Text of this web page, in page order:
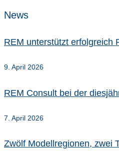
News
REM unterstützt erfolgreich
9. April 2026
REM Consult bei der
7. April 2026
Zwölf Modellregionen, zwei